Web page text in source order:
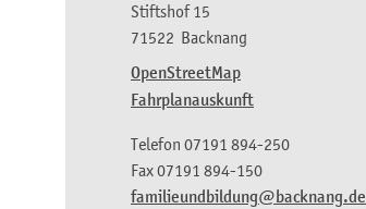
Stiftshof 15
71522 Backnang
OpenStreetMap
Fahrplanauskunft
familieundbildung@backnang.de
Telefon 07191 894-250
Fax07191 894-150